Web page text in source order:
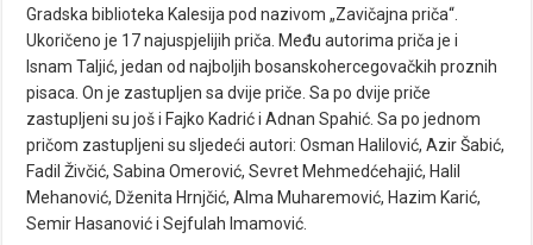
Gradska biblioteka Kalesija pod nazivom „Zavičajna priča“.
Ukoričeno je 17 najuspjelijih priča. Među autorima priča je i
Isnam Taljić, jedan od najboljih bosanskohercegovačkih proznih
pisaca. On je zastupljen sa dvije priče. Sa po dvije priče
zastupljeni su još i Fajko Kadrić i Adnan Spahić. Sa po jednom
pričom zastupljeni su sljedeći autori: Osman Halilović, Azir Šabić,
Fadil Živčić, Sabina Omerović, Sevret Mehmedćehajić, Halil
Mehanović, Dženita Hrnjčić, Alma Muharemović, Hazim Karić,
Semir Hasanović i Sejfulah Imamović.